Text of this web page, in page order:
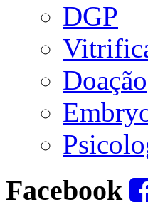
DGP
Doação
Facebook